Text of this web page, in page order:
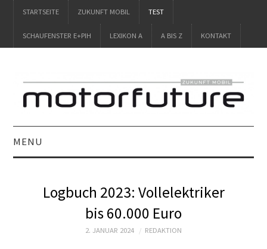
STARTSEITE ZUKUNFT MOBIL TEST
SCHAUFENSTER E+PIH LEXIKON A A BIS Z KONTAKT
MENU
ZUKUNFT MOBIL
Logbuch 2023: Vollelektriker
bis 60.000 Euro
2. JANUAR 2024 REDAKTION